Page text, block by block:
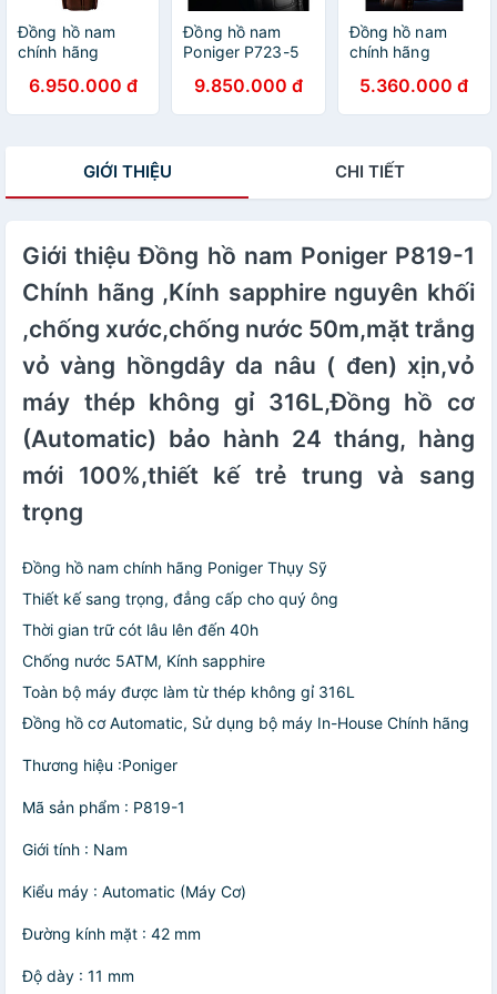
(Automatic) bảo
hành 24 tháng,
hàng mới
100%,thiết kế trẻ
trung và sang
hành 24 tháng,
hàng mới
100%,thiết kế trẻ
trung và sang
trọng
(Automatic) bảo
hành 24 tháng,
hàng mới
100%,thiết kế trẻ
trung và sang
Đồng hồ nam
chính hãng
6.950.000 đ
Đồng hồ nam
Poniger P723-5
sapphire nguyên
khối ,chống
(Automatic) bảo
hành 24 tháng,
hàng mới
100%,thiết kế trẻ
trung và sang
trọng
9.850.000 đ
Đồng hồ nam
chính hãng
2hàng mới
fullbox ,máy cơ
50m
5.360.000 đ
GIỚI THIỆU CHI TIẾT
Giới thiệu Đồng hồ nam Poniger P819-1
Chính hãng ,Kính sapphire nguyên khối
,chống xước,chống nước 50m,mặt trắng
vỏ vàng hồngdây da nâu ( đen) xịn,vỏ
máy thép không gỉ 316L,Đồng hồ cơ
(Automatic) bảo hành 24 tháng, hàng
mới 100%,thiết kế trẻ trung và sang
trọng
Đồng hồ nam chính hãng Poniger Thụy Sỹ
Thiết kế sang trọng, đẳng cấp cho quý ông
Thời gian trữ cót lâu lên đến 40h
Chống nước 5ATM, Kính sapphire
Toàn bộ máy được làm từ thép không gỉ 316L
Đồng hồ cơ Automatic, Sử dụng bộ máy In-House Chính hãng
Thương hiệu :Poniger
Mã sản phẩm : P819-1
Giới tính : Nam
Kiểu máy : Automatic (Máy Cơ)
Đường kính mặt : 42 mm
Độ dày : 11 mm